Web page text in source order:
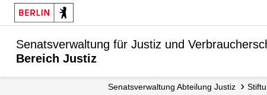
Senatsverwaltung für Justiz und
Bereich Justiz
Senats­verwaltung Abteilung Justiz